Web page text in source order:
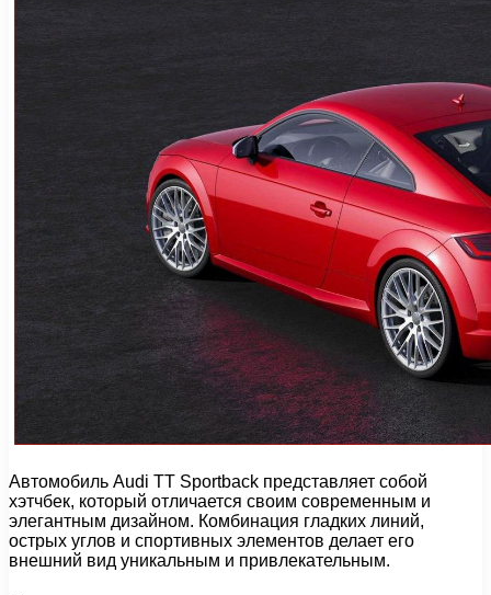
Автомобиль Audi TT Sportback представляет собой
хэтчбек, который отличается своим современным и
элегантным дизайном. Комбинация гладких линий,
острых углов и спортивных элементов делает его
внешний вид уникальным и привлекательным.